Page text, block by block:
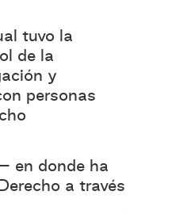
tuvo la
de la
y
personas
en donde ha
a través